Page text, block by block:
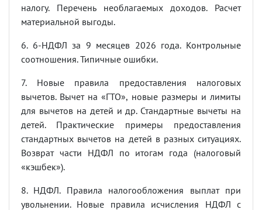
налогу. Перечень необлагаемых доходов. Расчет
материальной выгоды.
6. 6-НДФЛ за 9 месяцев 2026 года. Контрольные
соотношения. Типичные ошибки.
7. Новые правила предоставления налоговых
вычетов. Вычет на «ГТО», новые размеры и лимиты
для вычетов на детей и др. Стандартные вычеты на
детей. Практические примеры предоставления
стандартных вычетов на детей в разных ситуациях.
Возврат части НДФЛ по итогам года (налоговый
«кэшбек»).
8. НДФЛ. Правила налогообложения выплат при
увольнении. Новые правила исчисления НДФЛ с